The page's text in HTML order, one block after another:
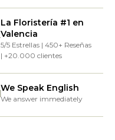
La Floristería #1 en
Valencia
5/5 Estrellas | 450+ Reseñas
| +20.000 clientes
We Speak English
We answer immediately